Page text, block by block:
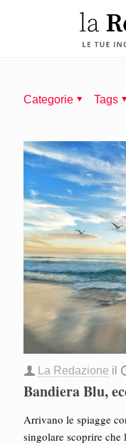
Categorie Tags
La Redazione il
Bandiera Blu,
Arrivano le spiagge
singolare scoprire che